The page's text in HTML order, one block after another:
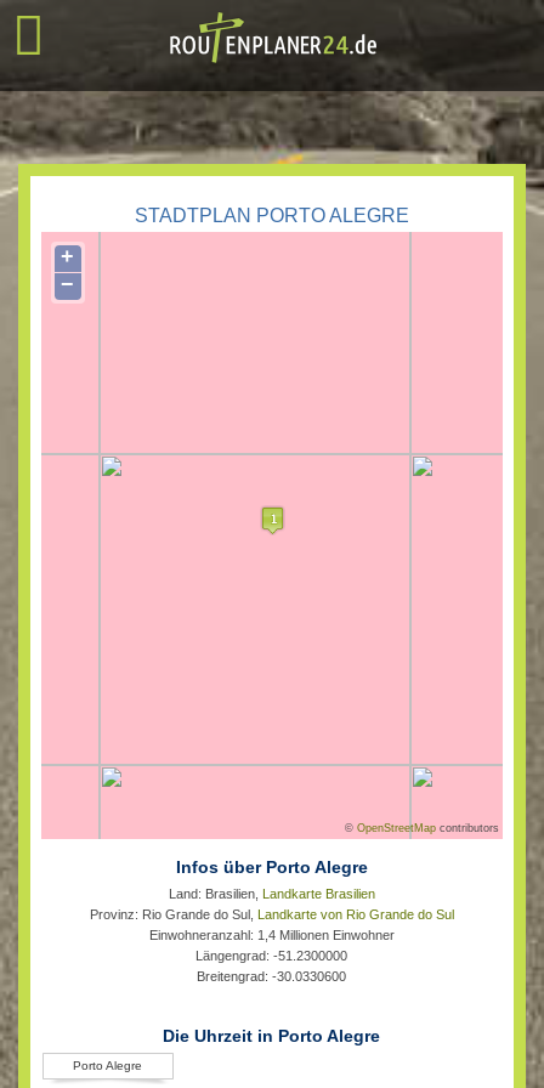
STADTPLAN PORTO ALEGRE
+
−
©OpenStreetMap contributors
Infos über Porto Alegre
Land: Brasilien, Landkarte Brasilien
Provinz: Rio Grande do Sul, Landkarte von Rio Grande do Sul
Einwohneranzahl: 1,4 Millionen Einwohner
Längengrad: -51.2300000
Breitengrad: -30.0330600
Die Uhrzeit in Porto Alegre
Porto Alegre